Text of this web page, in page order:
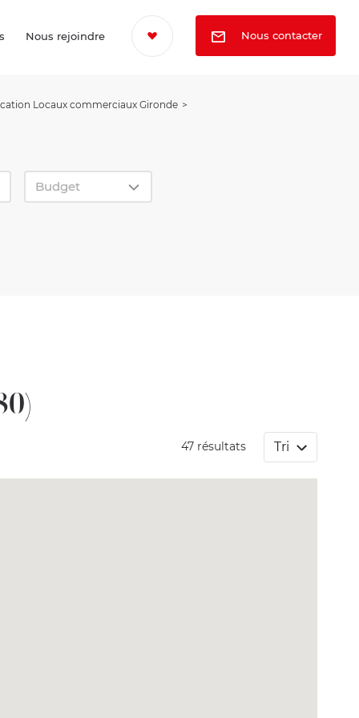
Nous rejoindre Nous contacter
Locaux commerciaux Gironde
Budget
47 résultats Tri